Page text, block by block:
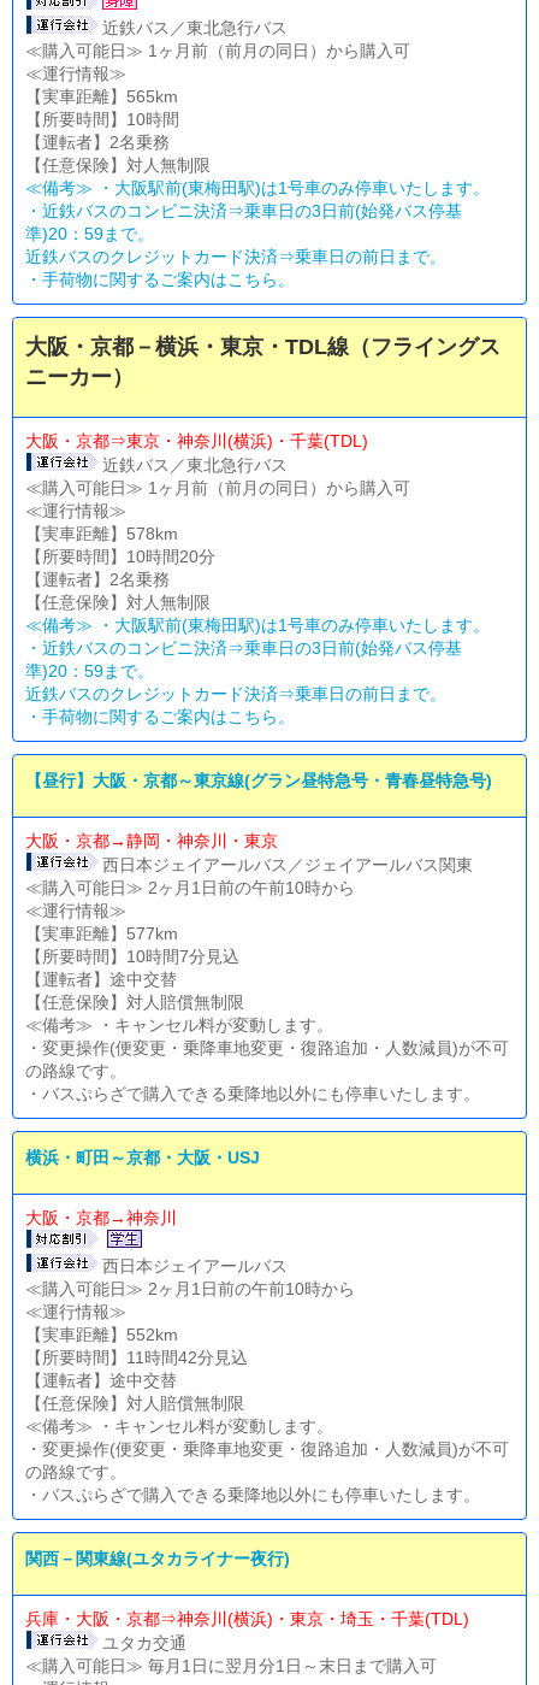
近鉄バス／東北急行バス
≪購入可能日≫ 1ヶ月前（前月の同日）から購入可
≪運行情報≫
【実車距離】565km
【所要時間】10時間
【運転者】2名乗務
【任意保険】対人無制限
≪備考≫ ・大阪駅前(東梅田駅)は1号車のみ停車いたします。
・近鉄バスのコンビニ決済⇒乗車日の3日前(始発バス停基
準)20：59まで。
近鉄バスのクレジットカード決済⇒乗車日の前日まで。
・ 手荷物に関するご案内はこちら。
大阪・京都－横浜・東京・TDL線（フライングス
ニーカー）
大阪・京都⇒東京・神奈川(横浜)・千葉(TDL)
近鉄バス／東北急行バス
≪購入可能日≫ 1ヶ月前（前月の同日）から購入可
≪運行情報≫
【実車距離】578km
【所要時間】10時間20分
【運転者】2名乗務
【任意保険】対人無制限
≪備考≫ ・大阪駅前(東梅田駅)は1号車のみ停車いたします。
・近鉄バスのコンビニ決済⇒乗車日の3日前(始発バス停基
準)20：59まで。
近鉄バスのクレジットカード決済⇒乗車日の前日まで。
・ 手荷物に関するご案内はこちら。
【昼行】大阪・京都～東京線(グラン昼特急号・青春昼特急号)
大阪・京都→静岡・神奈川・東京
西日本ジェイアールバス／ジェイアールバス関東
≪購入可能日≫ 2ヶ月1日前の午前10時から
≪運行情報≫
【実車距離】577km
【所要時間】10時間7分見込
【運転者】途中交替
【任意保険】対人賠償無制限
≪備考≫ ・キャンセル料が変動します。
・変更操作(便変更・乗降車地変更・復路追加・人数減員)が不可
の路線です。
・バスぷらざで購入できる乗降地以外にも停車いたします。
横浜・町田～京都・大阪・USJ
大阪・京都→神奈川
西日本ジェイアールバス
≪購入可能日≫ 2ヶ月1日前の午前10時から
≪運行情報≫
【実車距離】552km
【所要時間】11時間42分見込
【運転者】途中交替
【任意保険】対人賠償無制限
≪備考≫ ・キャンセル料が変動します。
・変更操作(便変更・乗降車地変更・復路追加・人数減員)が不可
の路線です。
・バスぷらざで購入できる乗降地以外にも停車いたします。
関西－関東線(ユタカライナー夜行)
兵庫・大阪・京都⇒神奈川(横浜)・東京・埼玉・千葉(TDL)
ユタカ交通
≪購入可能日≫ 毎月1日に翌月分1日～末日まで購入可